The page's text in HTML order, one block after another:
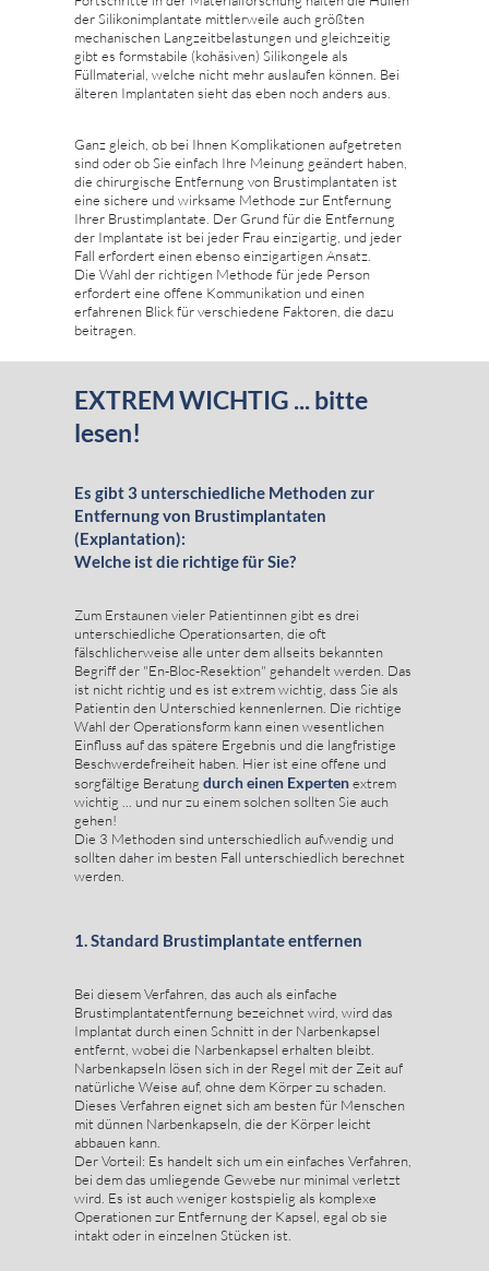
der Silikonimplantate mittlerweile auch größten
mechanischen Langzeitbelastungen und gleichzeitig
gibt es formstabile (kohäsiven) Silikongele als
Füllmaterial, welche nicht mehr auslaufen können. Bei
älteren Implantaten sieht das eben noch anders aus.
Ganz gleich, ob bei Ihnen Komplikationen aufgetreten
sind oder ob Sie einfach Ihre Meinung geändert haben,
die chirurgische Entfernung von Brustimplantaten ist
eine sichere und wirksame Methode zur Entfernung
Ihrer Brustimplantate. Der Grund für die Entfernung
der Implantate ist bei jeder Frau einzigartig, und jeder
Fall erfordert einen ebenso einzigartigen Ansatz.
Die Wahl der richtigen Methode für jede Person
erfordert eine offene Kommunikation und einen
erfahrenen Blick für verschiedene Faktoren, die dazu
beitragen.
EXTREM WICHTIG ... bitte
lesen!
Es gibt 3 unterschiedliche Methoden zur
Entfernung von Brustimplantaten
(Explantation):
Welche ist die richtige für Sie?
Zum Erstaunen vieler Patientinnen gibt es drei
unterschiedliche Operationsarten, die oft
fälschlicherweise alle unter dem allseits bekannten
Begriff der "En-Bloc-Resektion" gehandelt werden. Das
ist nicht richtig und es ist extrem wichtig, dass Sie als
Patientin den Unterschied kennenlernen. Die richtige
Wahl der Operationsform kann einen wesentlichen
Einfluss auf das spätere Ergebnis und die langfristige
Beschwerdefreiheit haben. Hier ist eine offene und
sorgfältige Beratung durch einen Expertenextrem
wichtig ... und nur zu einem solchen sollten Sie auch
gehen!
Die 3 Methoden sind unterschiedlich aufwendig und
sollten daher im besten Fall unterschiedlich berechnet
werden.
1. Standard Brustimplantate entfernen
Bei diesem Verfahren, das auch als einfache
Brustimplantatentfernung bezeichnet wird, wird das
Implantat durch einen Schnitt in der Narbenkapsel
entfernt, wobei die Narbenkapsel erhalten bleibt.
Narbenkapseln lösen sich in der Regel mit der Zeit auf
natürliche Weise auf, ohne dem Körper zu schaden.
Dieses Verfahren eignet sich am besten für Menschen
mit dünnen Narbenkapseln, die der Körper leicht
abbauen kann.
Der Vorteil: Es handelt sich um ein einfaches Verfahren,
bei dem das umliegende Gewebe nur minimal verletzt
wird. Es ist auch weniger kostspielig als komplexe
Operationen zur Entfernung der Kapsel, egal ob sie
intakt oder in einzelnen Stücken ist.